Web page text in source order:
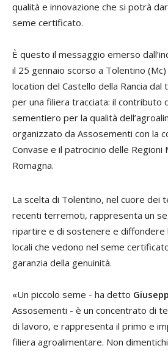
qualità e innovazione che si potrà
seme certificato.
È questo il messaggio emerso
il 25 gennaio scorso a Tolentino
location del Castello della Rancia
per una filiera tracciata: il contributo
sementiero per la qualità
organizzato da Assosementi con la
Convase e il patrocinio delle Regioni
Romagna.
La scelta di Tolentino, nel cuore dei
recenti terremoti, rappresenta un
ripartire e di sostenere e diffondere
locali che vedono nel seme
garanzia della genuinità.
«Un piccolo seme - ha detto
Assosementi - è un concentrato di
di lavoro, e rappresenta il primo e
filiera agroalimentare. Non